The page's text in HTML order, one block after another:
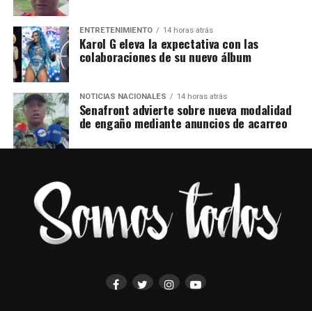
ENTRETENIMIENTO 14 horas atrás
Karol G eleva la expectativa con las
colaboraciones de su nuevo álbum
NOTICIAS NACIONALES 14 horas atrás
Senafront advierte sobre nueva modalidad
de engaño mediante anuncios de acarreo